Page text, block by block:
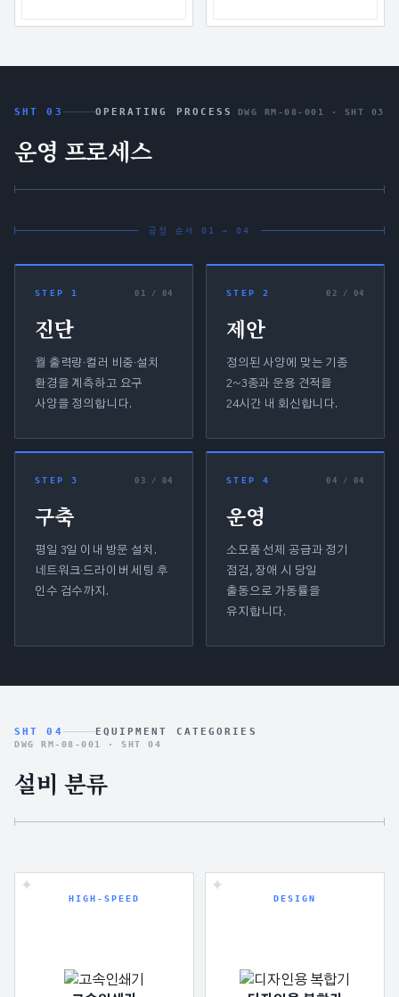
SHT 03 OPERATING PROCESS DWG RM-08-001 · SHT 03
운영 프로세스
공정 순서 01 → 04
STEP 1 0 1 / 04
진단
월 출력량·컬러 비중·설치
환경을 계측하고 요구
사양을 정의합니다.
STEP 2 0 2 / 04
제안
정의된 사양에 맞는 기종
2~3종과 운용 견적을
24시간 내 회신합니다.
STEP 3 0 3 / 04
구축
평일 3일 이내 방문 설치.
네트워크·드라이버 세팅 후
인수 검수까지.
STEP 4 0 4 / 04
운영
소모품 선제 공급과 정기
점검, 장애 시 당일
출동으로 가동률을
유지합니다.
SHT 04 EQUIPMENT CATEGORIES
DWG RM-08-001 ·SHT 04
설비 분류
HIGH-SPEED DESIGN